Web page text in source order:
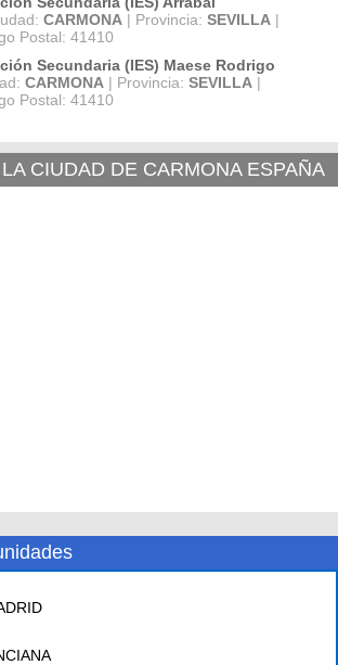
CARMONA | Provincia: SEVILLA |
Postal: 41410
Secundaria (IES) Maese Rodrigo
CARMONA | Provincia: SEVILLA |
Postal: 41410
CIUDAD DE CARMONA ESPAÑA